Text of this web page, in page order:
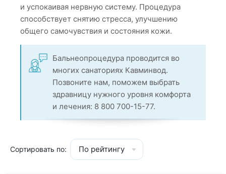
и успокаивая нервную систему. Процедура
способствует снятию стресса, улучшению
общего самочувствия и состояния кожи.
Бальнеопроцедура проводится во
многих санаториях Кавминвод.
Позвоните нам, поможем выбрать
здравницу нужного уровня комфорта
и лечения: 8 800 700-15-77.
Сортировать по: По рейтингу